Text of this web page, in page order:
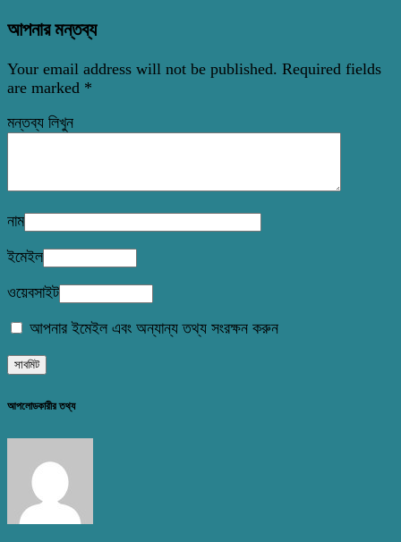
আপনার মন্তব্য
Your email address will not be published. Required fields
are marked *
মন্তব্য লিখুন
নাম
ইমেইল
ওয়েবসাইট
আপনার ইমেইল এবং অন্যান্য তথ্য সংরক্ষন করুন
আপলোডকারীর তথ্য